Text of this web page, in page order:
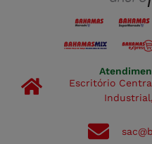
Escritório